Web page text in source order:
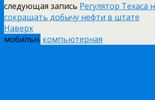
следующая запись Регулятор Техаса
сокращать добычу нефти в штате
Наверх
мобильн. компьютерная